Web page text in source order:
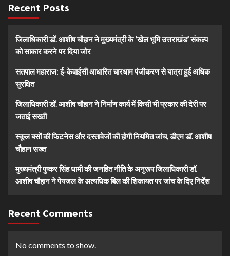
Recent Posts
जिलाधिकारी डॉ. आशीष चौहान ने मुख्यमंत्री के ‘खेल भूमि उत्तराखंड’ संकल्प
को साकार करने पर दिया जोर
सतपाल महाराज: ई-केवाईसी आधारित चारधाम पंजीकरण से यात्रा हुई अधिक
सुरक्षित
जिलाधिकारी डॉ. आशीष चौहान ने निर्माण कार्य में किसी भी प्रकार की देरी पर
जताई सख्ती
स्कूल बसों की फिटनेस और दस्तावेजों की होगी नियमित जांच, डीएम डॉ. आशीष
चौहान सख्त
मुख्यमंत्री पुष्कर सिंह धामी की जनहित नीति के अनुरूप जिलाधिकारी डॉ.
आशीष चौहान ने पेयजल के अत्यधिक बिल की शिकायत पर जांच के दिए निर्देश
Recent Comments
No comments to show.